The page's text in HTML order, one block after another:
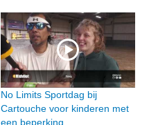
No Limits Sportdag bij
Cartouche voor kinderen met
een beperking